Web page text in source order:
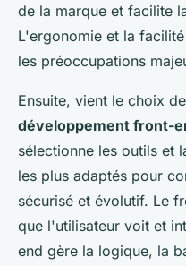
de la marque et facilite
L'ergonomie et la
les préoccupations
Ensuite, vient le choix
développement front-
sélectionne les outils et
les plus adaptés pour
sécurisé et évolutif. Le
que l'utilisateur voit et
end gère la logique, la